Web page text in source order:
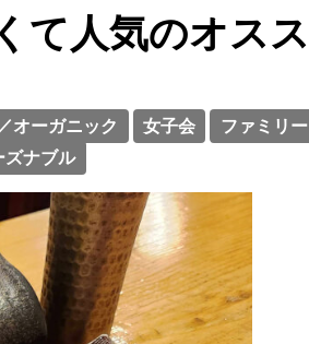
て人気のオスス
オーガニック 女子会
ファミリー
ナブル